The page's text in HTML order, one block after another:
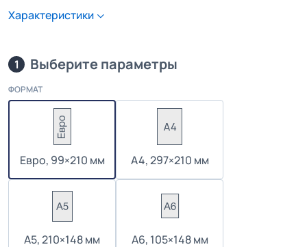
Характеристики
1 Выберите параметры
ФОРМАТ
Евро, 99×210 мм А4, 297×210 мм
А5, 210×148 мм А6, 105×148 мм